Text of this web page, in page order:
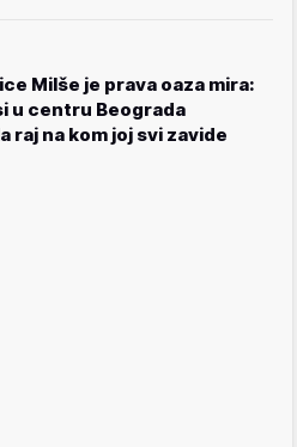
Milše je prava oaza mira:
u centru Beograda
raj na kom joj svi zavide